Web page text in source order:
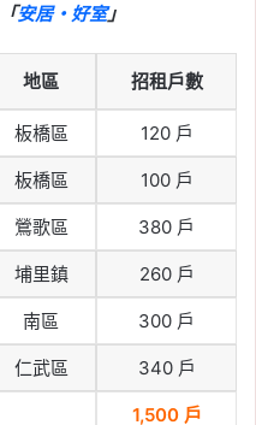
安居・好室」
地區 招租戶數
板橋區 120 戶
板橋區 100 戶
鶯歌區 380 戶
埔里鎮 260 戶
南區 300 戶
仁武區 340 戶
1,500 戶